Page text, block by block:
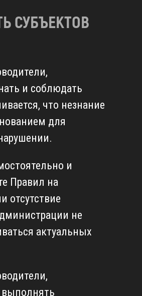
СУБЪЕКТОВ
и соблюдать
что незнание
для
и
Правил на
отсутствие
не
актуальных